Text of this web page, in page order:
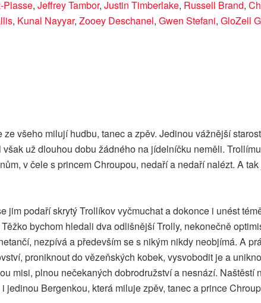
Plasse, Jeffrey Tambor, Justin Timberlake, Russell Brand,
, Kunal Nayyar, Zooey Deschanel, Gwen Stefani, GloZell
všeho milují hudbu, tanec a zpěv. Jedinou vážnější
už dlouhou dobu žádného na jídelníčku neměli.
v čele s princem Chroupou, nedaří a nedaří nalézt. A
jim podaří skrytý Trollíkov vyčmuchat a dokonce i unést
bychom hledali dva odlišnější Trolly, nekonečně
nezpívá a především se s nikým nikdy neobjímá. A
proniknout do vězeňských kobek, vysvobodit je a
misi, plnou nečekaných dobrodružství a nesnází.
Bergenkou, která miluje zpěv, tanec a prince